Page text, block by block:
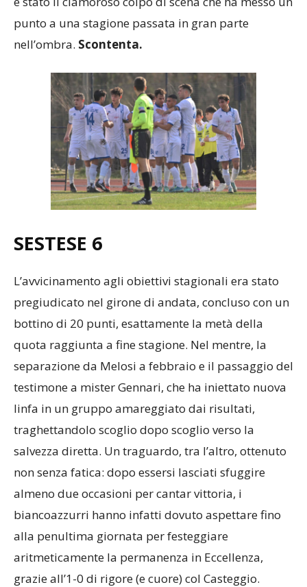
punto a una stagione passata in gran parte
nell’ombra. Scontenta.
SESTESE 6
L’avvicinamento agli obiettivi stagionali era stato
pregiudicato nel girone di andata, concluso con un
bottino di 20 punti, esattamente la metà della
quota raggiunta a fine stagione. Nel mentre, la
separazione da Melosi a febbraio e il passaggio del
testimone a mister Gennari, che ha iniettato nuova
linfa in un gruppo amareggiato dai risultati,
traghettandolo scoglio dopo scoglio verso la
salvezza diretta. Un traguardo, tra l’altro, ottenuto
non senza fatica: dopo essersi lasciati sfuggire
almeno due occasioni per cantar vittoria, i
biancoazzurri hanno infatti dovuto aspettare fino
alla penultima giornata per festeggiare
aritmeticamente la permanenza in Eccellenza,
grazie all’1-0 di rigore (e cuore) col Casteggio.